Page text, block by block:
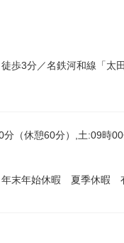
歩3分／名鉄河和線「太田
（休憩60分）,土:09時
末年始休暇 夏季休暇